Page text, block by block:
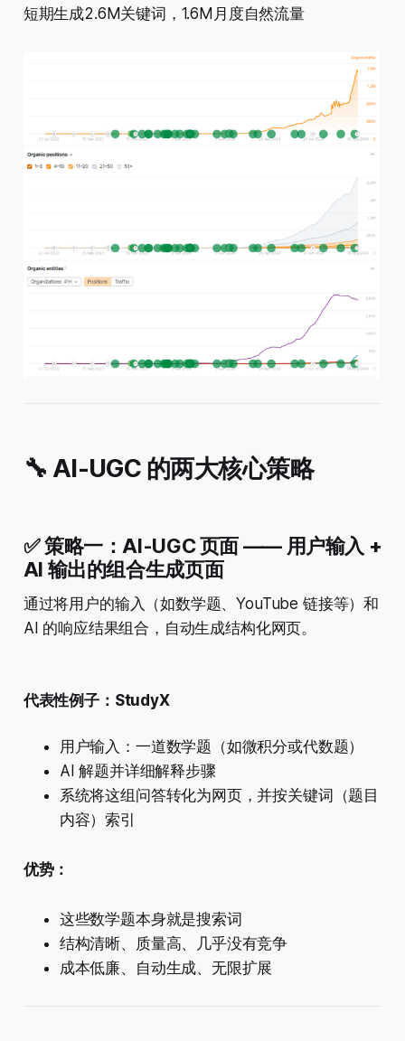
短期生成2.6M关键词，1.6M月度自然流量
🔧 AI-UGC 的两大核心策略
✅ 策略一：AI-UGC 页面 —— 用户输入 +
AI 输出的组合生成页面
通过将用户的输入（如数学题、YouTube 链接等）和
AI 的响应结果组合，自动生成结构化网页。
代表性例子：StudyX
用户输入：一道数学题（如微积分或代数题）
AI 解题并详细解释步骤
系统将这组问答转化为网页，并按关键词（题目
内容）索引
优势：
这些数学题本身就是搜索词
结构清晰、质量高、几乎没有竞争
成本低廉、自动生成、无限扩展